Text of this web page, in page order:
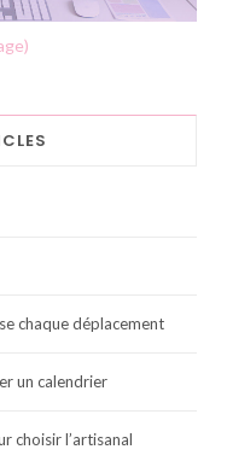
chaque déplacement
un calendrier
choisir l’artisanal